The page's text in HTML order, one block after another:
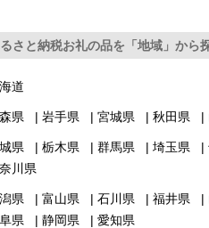
さと納税お礼の品を「地域」から
道
県 岩手県 宮城県 秋田県
県 栃木県 群馬県 埼玉県
川県
県 富山県 石川県 福井県
県
静岡県 愛知県